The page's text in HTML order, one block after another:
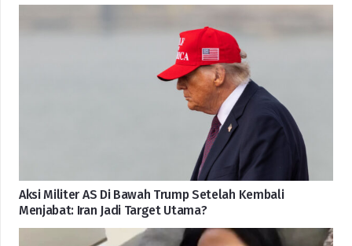
Aksi Militer AS Di Bawah Trump Setelah Kembali
Menjabat: Iran Jadi Target Utama?